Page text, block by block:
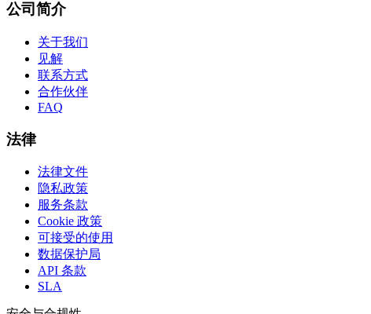
公司简介
关于我们
见解
联系方式
合作伙伴
FAQ
法律
法律文件
隐私政策
服务条款
Cookie 政策
可接受的使用
数据保护局
API 条款
SLA